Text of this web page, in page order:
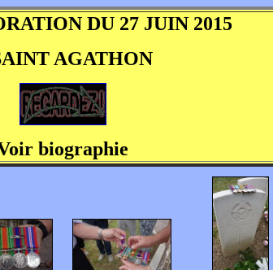
DU 27 JUIN 2015
AGATHON
biographie